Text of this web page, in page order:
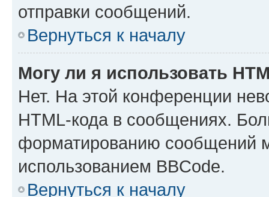
отправки сообщений.
Вернуться к началу
Могу ли я использовать
Нет. На этой конференции
HTML-кода в сообщениях.
форматированию сообщений
использованием BBCode.
Вернуться к началу